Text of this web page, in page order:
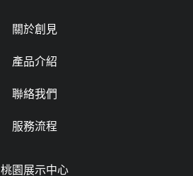
關於創見
產品介紹
聯絡我們
服務流程
桃園展示中心